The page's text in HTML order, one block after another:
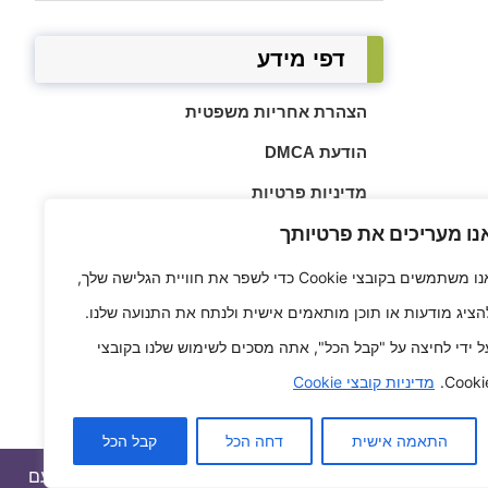
מעריכים את פרטיותך
אנו משתמשים בקובצי Cookie כדי לשפר את חוויית הגלישה שלך,
מודעות או תוכן מותאמים אישית ולנתח את התנועה שלנו.
ידי לחיצה על "קבל הכל", אתה מסכים לשימוש שלנו בקובצי
מדיניות קובצי Cookie
התאמה אישית דחה הכל קבל הכל
דפי מידע
הצהרת אחריות משפטית
הודעת DMCA
מדיניות פרטיות
אודותינו
מדיניות עוגיות
צור קשר
תנאי שימוש
מפת אתר
פרויקטים ברשת מתוך סקרנות ורצון לשתף אחרים בתחביב שלו. עם